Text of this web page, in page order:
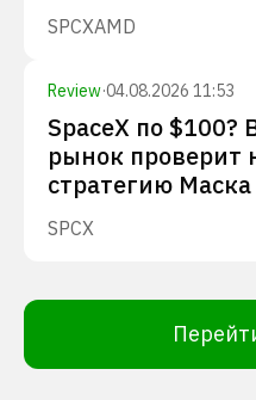
SPCXAMD
Review·04.08.2026 11:53
SpaceX по
рынок проверит
стратегию Маска
SPCX